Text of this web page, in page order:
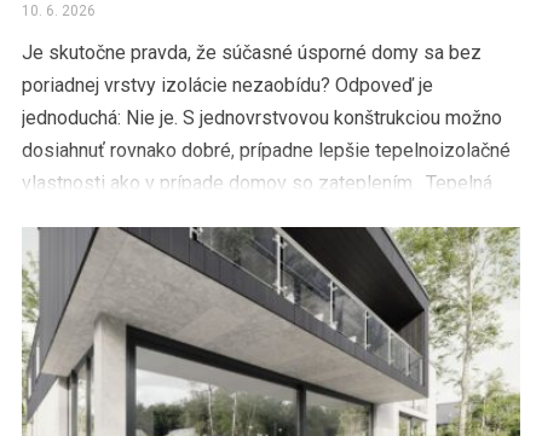
10. 6. 2026
Je skutočne pravda, že súčasné úsporné domy sa bez
poriadnej vrstvy izolácie nezaobídu? Odpoveď je
jednoduchá: Nie je. S jednovrstvovou konštrukciou možno
dosiahnuť rovnako dobré, prípadne lepšie tepelnoizolačné
vlastnosti ako v prípade domov so zateplením. Tepelná
sú dané mnohými vlastnosťami, asi najčastejšie sledovaný
je súčiniteľ prestupu tepla […]